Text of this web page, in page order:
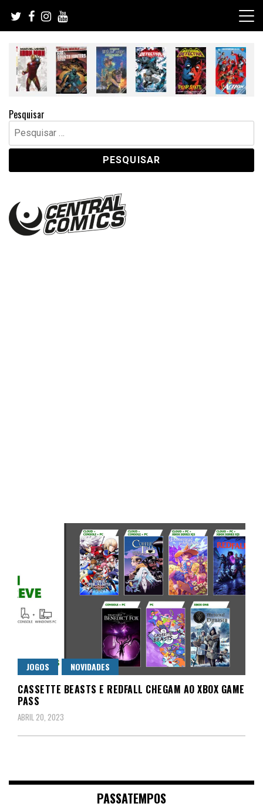
content
Pesquisar
Pesquisar
por:
Central Comics
JOGOS NOVIDADES
CASSETTE BEASTS E REDFALL CHEGAM AO XBOX GAME
PASS
ABRIL 20, 2023
PASSATEMPOS